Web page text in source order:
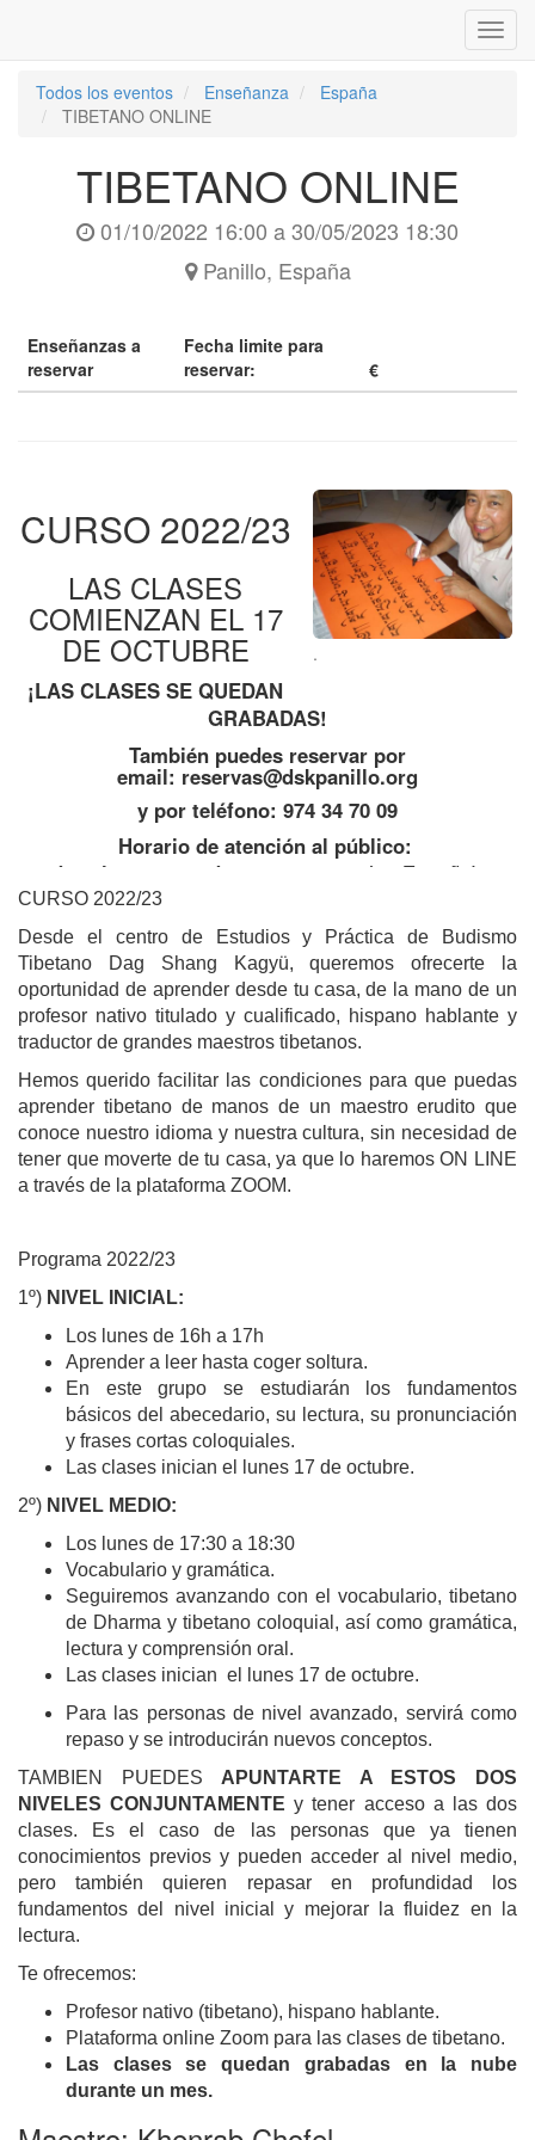
Todos los eventos
Enseñanza
España
TIBETANO ONLINE
TIBETANO ONLINE
01/10/2022 16:00 a30/05/2023 18:30
Panillo, España
Enseñanzas a
reservar
Fecha limite para
reservar:
€
.
CURSO 2022/23
LAS CLASES
COMIENZAN EL 17
DE OCTUBRE
¡LAS CLASES SE QUEDAN
GRABADAS!
También puedes reservar por
email: reservas@dskpanillo.org
y por teléfono: 974 34 70 09
Horario de atención al público:
de 11h a 13:30 y de 16:30 a 18:30 (en España)
todos los días menos el miércoles.
CURSO 2022/23
Desde el centro de Estudios y Práctica de Budismo
Tibetano
Dag Shang Kagyü, queremos ofrecerte la
oportunidad de aprender desde tu casa, de la mano de un
profesor nativo titulado y cualificado, hispano hablante y
traductor de grandes maestros tibetanos.
Hemos querido facilitar las condiciones para que puedas
aprender tibetano de manos de un maestro erudito que
conoce nuestro idioma y nuestra cultura, sin necesidad de
tener que moverte de tu casa, ya que lo haremos ON LINE
a través de la plataforma ZOOM.
Programa 2022/23
1º) NIVEL INICIA L:
Los lunes de 16h a 17h
Aprender a leer hasta coger soltura.
En este grupo se estudiarán los fundamentos
básicos del abecedario, su lectura, su pronunciación
y frases cortas coloquiales.
Las clases inician el
lunes 17 de octubre.
2º) NIVEL MEDIO:
Los lunes de 17:30 a 18:30
Vocabulario y gramática.
Seguiremos avanzando con el vocabulario, tibetano
de Dharma y tibetano coloquial, así como gramática,
lectura y comprensión oral.
Las clases inician el lunes 17 de octubre.
Para las personas de nivel avanzado, servirá como
repaso y se introducirán nuevos conceptos.
TAMBIEN PUEDES APUNTARTE A ESTOS DOS
NIVELESCONJUNTAMENTEy tener acceso a las dos
clases. Es el caso de las personas que ya tienen
conocimientos previos y pueden acceder al nivel medio,
pero también quieren repasar en profundidad los
fundamentos del nivel inicial y mejorar la fluidez en la
lectura.
Te ofrecemos:
Profesor nativo (tibetano), hispano hablante.
Plataforma online Zoom para las clases de tibetano.
Las clases se quedan grabadas en la nube
durante un mes.